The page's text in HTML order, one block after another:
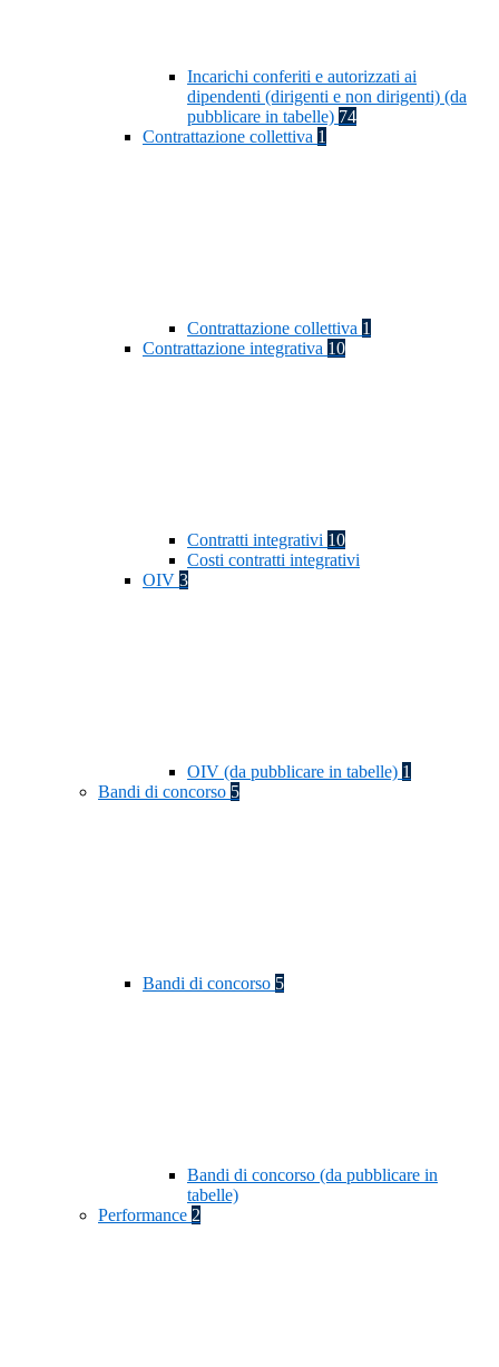
Incarichi conferiti e autorizzati ai
dipendenti (dirigenti e non dirigenti) (da
pubblicare in tabelle) 74
Contrattazione collettiva 1
Contrattazione collettiva 1
Contrattazione integrativa 10
Contratti integrativi 10
Costi contratti integrativi
OIV 3
OIV (da pubblicare in tabelle) 1
Bandi di concorso 5
Bandi di concorso 5
Bandi di concorso (da pubblicare in
tabelle)
Performance 2